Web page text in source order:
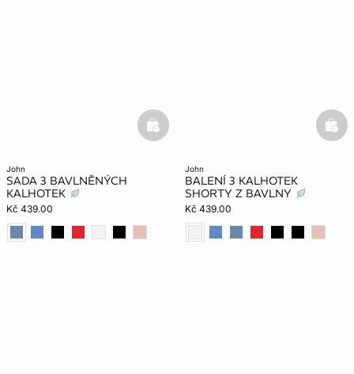
john
SADA 3 BAVLNĚNÝCH
KALHOTEK
Kč 439.00
basketfull
john
BALENÍ 3 KALHOTEK
SHORTY Z BAVLNY
Kč 439.00